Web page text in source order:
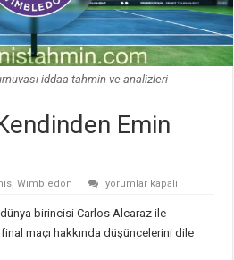
iddaa tahmin ve analizleri
Emin
,Wimbledon
Holger
Kendinden
Emin
Konuştu
için
yorumlar kapalı
dünya birincisi Carlos Alcaraz ile
maçı hakkında düşüncelerini dile